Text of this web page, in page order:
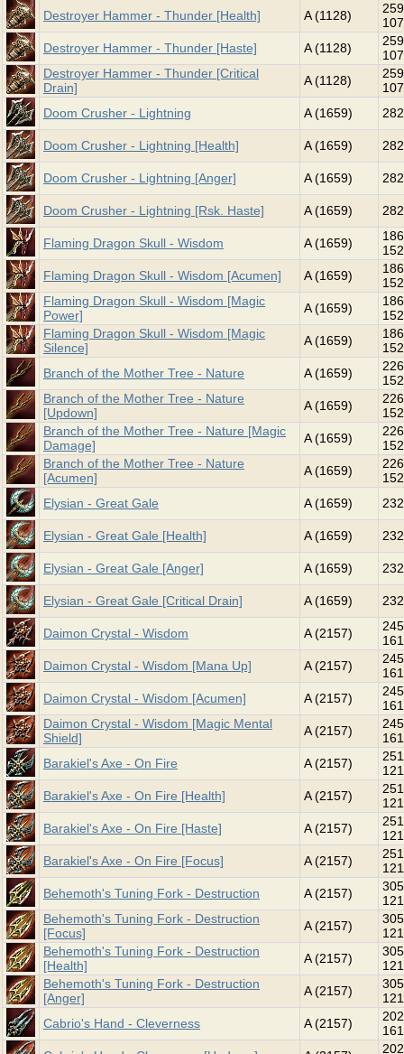
Destroyer Hammer - Thunder [Health]
A (1128)
107
Destroyer Hammer - Thunder [Haste]
A (1128)
107
Destroyer Hammer - Thunder [Critical
Drain]
A (1128)
107
Doom Crusher - Lightning
A (1659)
Doom Crusher - Lightning [Health] A (1659)
Doom Crusher - Lightning [Anger] A (1659)
Doom Crusher - Lightning [Rsk. Haste] A (1659)
Flaming Dragon Skull - Wisdom A (1659)
152
Flaming Dragon Skull - Wisdom [Acumen]
A (1659)
152
Flaming Dragon Skull - Wisdom [Magic
Power]
A (1659)
152
Flaming Dragon Skull - Wisdom [Magic
Silence]
A (1659)
152
Branch of the Mother Tree - Nature
A (1659)
152
Branch of the Mother Tree - Nature
[Updown]
A (1659)
152
Branch of the Mother Tree - Nature [Magic
Damage]
A (1659)
152
Branch of the Mother Tree - Nature
[Acumen]
A (1659)
152
Elysian - Great Gale
A (1659)
Elysian - Great Gale [Health] A (1659)
Elysian - Great Gale [Anger] A (1659)
Elysian - Great Gale [Critical Drain] A (1659)
Daimon Crystal - Wisdom A (2157)
161
Daimon Crystal - Wisdom [Mana Up]
A (2157)
161
Daimon Crystal - Wisdom [Acumen]
A (2157)
161
Daimon Crystal - Wisdom [Magic Mental
Shield]
A (2157)
161
Barakiel's Axe - On Fire
A (2157)
121
Barakiel's Axe - On Fire [Health]
A (2157)
121
Barakiel's Axe - On Fire [Haste]
A (2157)
121
Barakiel's Axe - On Fire [Focus]
A (2157)
121
Behemoth's Tuning Fork - Destruction
A (2157)
121
Behemoth's Tuning Fork - Destruction
[Focus]
A (2157)
121
Behemoth's Tuning Fork - Destruction
[Health]
A (2157)
121
Behemoth's Tuning Fork - Destruction
[Anger]
A (2157)
121
Cabrio's Hand - Cleverness
A (2157)
161